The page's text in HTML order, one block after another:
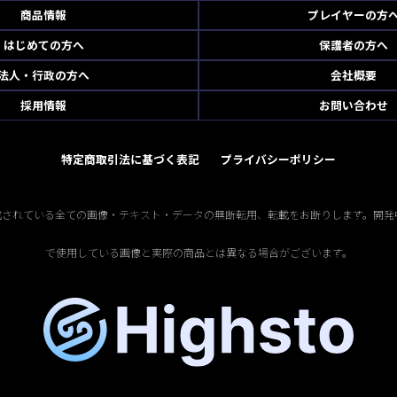
商品情報
プレイヤーの方
はじめての方へ
保護者の方へ
人・行政の方へ
会社概要
採用情報
お問い合わせ
特定商取引法に基づく表記 プライバシーポリシー
れている全ての画像・テキスト・データの無断転用、転載をお断りします。開発
で使用している画像と実際の商品とは異なる場合がございます。